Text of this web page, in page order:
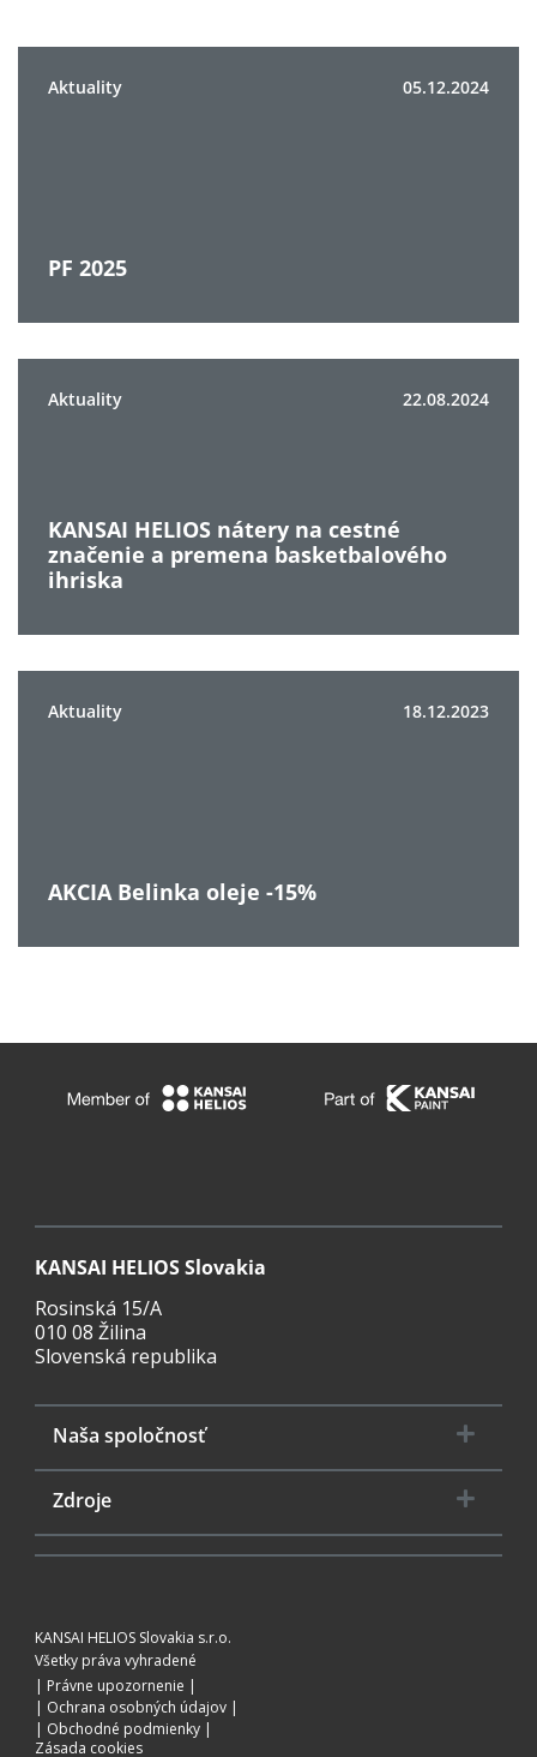
Aktuality 05.12.2024
PF 2025
Aktuality 22.08.2024
KANSAI HELIOS nátery na cestné
značenie a premena basketbalového
ihriska
Aktuality 18.12.2023
AKCIA Belinka oleje -15%
KANSAI HELIOS Slovakia
Rosinská 15/A
010 08 Žilina
Slovenská republika
Naša spoločnosť
Zdroje
KANSAI HELIOS Slovakia s.r.o.
Všetky práva vyhradené
Právne upozornenie
Ochrana osobných údajov
Obchodné podmienky
Zásada cookies